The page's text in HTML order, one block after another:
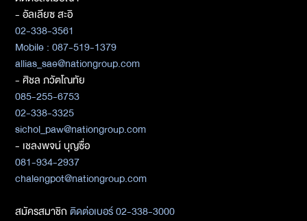
- อัลเลียซ สะอิ
02-338-3561
Mobile : 087-519-1379
allias_sae@nationgroup.com
- ศิชล ภวัตโณทัย
085-255-6753
02-338-3325
sichol_paw@nationgroup.com
- เชลงพจน์ บุญซื่อ
081-934-2937
chalengpot@nationgroup.com
สมัครสมาชิกติดต่อเบอร์ 02-338-3000